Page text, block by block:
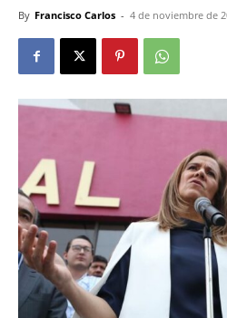
By Francisco Carlos - 4 de noviembre de